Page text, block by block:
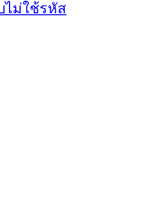
ไม่ใช้รหัส